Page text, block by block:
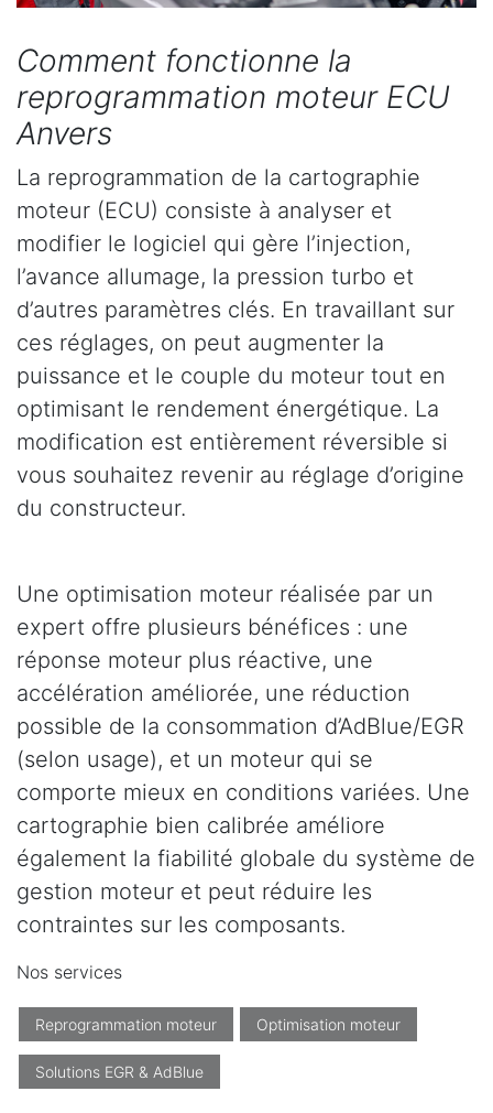
Comment fonctionne la
reprogrammation moteur ECU
Anvers
La reprogrammation de la cartographie
moteur (ECU) consiste à analyser et
modifier le logiciel qui gère l’injection,
l’avance allumage, la pression turbo et
d’autres paramètres clés. En travaillant sur
ces réglages, on peut augmenter la
puissance et le couple du moteur tout en
optimisant le rendement énergétique. La
modification est entièrement réversible si
vous souhaitez revenir au réglage d’origine
du constructeur.
Une optimisation moteur réalisée par un
expert offre plusieurs bénéfices : une
réponse moteur plus réactive, une
accélération améliorée, une réduction
possible de la consommation d’AdBlue/EGR
(selon usage), et un moteur qui se
comporte mieux en conditions variées. Une
cartographie bien calibrée améliore
également la fiabilité globale du système de
gestion moteur et peut réduire les
contraintes sur les composants.
Nos services
Reprogrammation moteur Optimisation moteur
Solutions EGR & AdBlue